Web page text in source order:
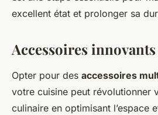
excellent état et prolonger sa
Accessoires
Opter pour des accessoires
votre cuisine peut révolutionner
culinaire en optimisant l’espace